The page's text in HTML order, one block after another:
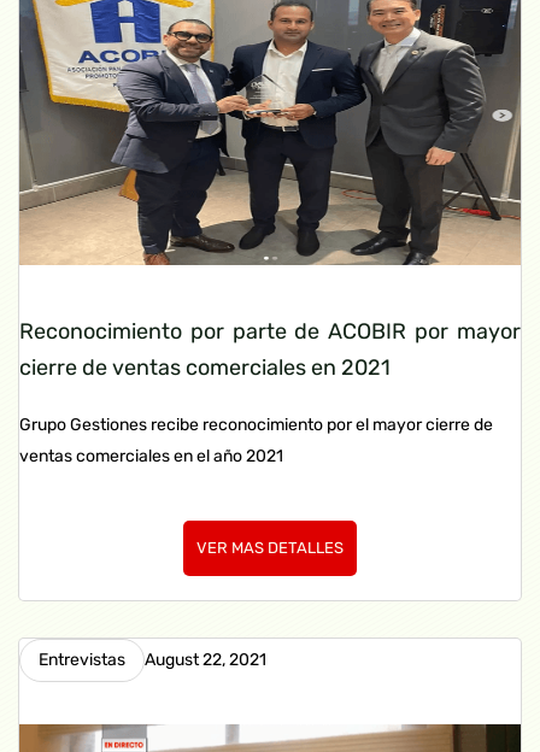
Reconocimiento por parte de ACOBIR por mayor
cierre de ventas comerciales en 2021
Grupo Gestiones recibe reconocimiento por el mayor cierre de
ventas comerciales en el año 2021
VER MAS DETALLES
Entrevistas August 22, 2021